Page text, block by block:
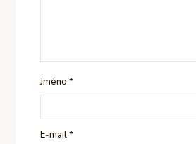
Jméno*
E-mail*